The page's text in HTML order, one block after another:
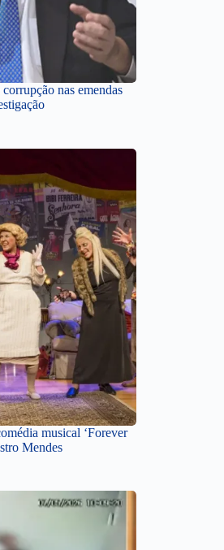
nas emendas
musical ‘Forever
Mendes